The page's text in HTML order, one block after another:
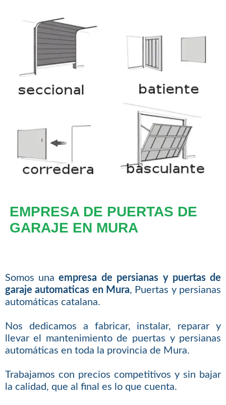
EMPRESA DE PUERTAS DE
GARAJE EN MURA
Somos unaempresa de persianas y puertas de
garaje automaticas en Mura, Puertas y persianas
automáticas catalana.
Nos dedicamos a fabricar, instalar, reparar y
llevar el mantenimiento de puertas y persianas
automáticas en toda la provincia de Mura.
Trabajamos con precios competitivos y sin bajar
la calidad, que al final es lo que cuenta.